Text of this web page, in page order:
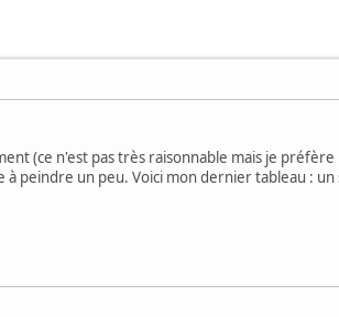
(ce n'est pas très raisonnable mais je
peindre un peu. Voici mon dernier tableau :